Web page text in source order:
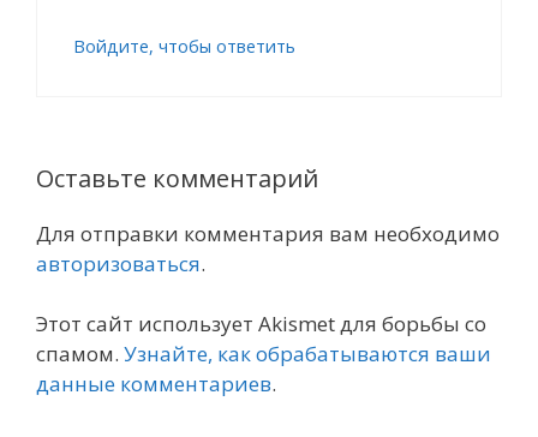
Войдите, чтобы ответить
Оставьте комментарий
Для отправки комментария вам необходимо
авторизоваться.
Этот сайт использует Akismet для борьбы со
спамом. Узнайте, как обрабатываются ваши
данные комментариев.